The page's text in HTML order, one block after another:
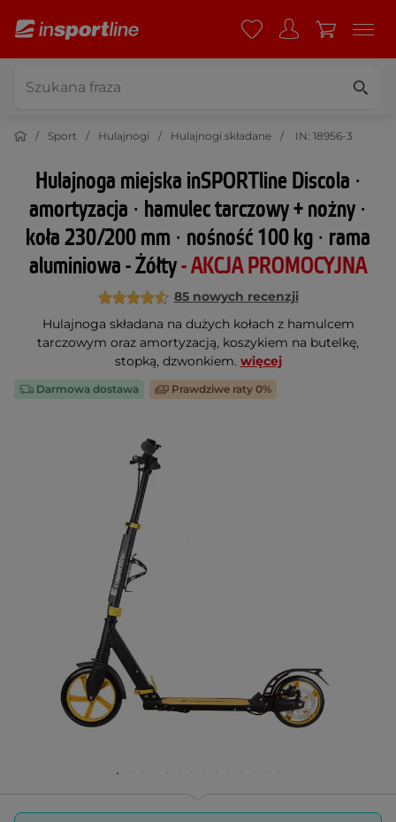
Sport Hulajnogi Hulajnogi składane IN: 18956-3
Hulajnoga miejska inSPORTline Discola ∙
amortyzacja ∙ hamulec tarczowy + nożny ∙
koła 230/200 mm ∙ nośność 100 kg ∙ rama
aluminiowa - Żółty- AKCJA PROMOCYJNA
85 nowych recenzji
Hulajnoga składana na dużych kołach z hamulcem
tarczowym oraz amortyzacją, koszykiem na butelkę,
stopką, dzwonkiem. więcej
Darmowa dostawa Prawdziwe raty 0%